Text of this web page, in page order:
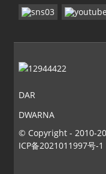
DAR
DWARNA
© Copyright - 2010-
ICP备2021011997号-1